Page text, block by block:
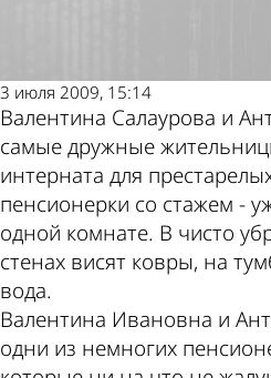
3 июля 2009, 15:14
Валентина Салаурова и
самые дружные
интерната для
пенсионерки со стажем -
одной комнате. В чисто
стенах висят ковры, на
вода.
Валентина Ивановна и
одни из немногих